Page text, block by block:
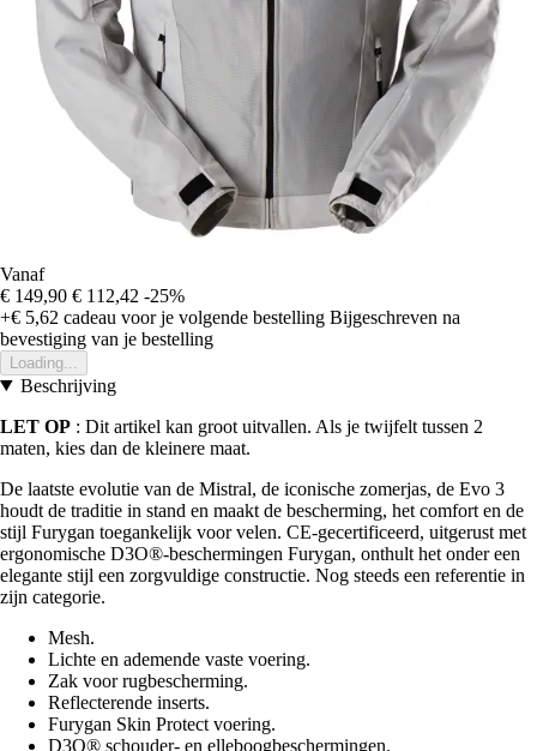
Vanaf
€ 149,90 € 112,42 -25%
+€ 5,62 cadeau voor je volgende bestelling Bijgeschreven na
bevestiging van je bestelling
Loading...
Beschrijving
LET OP : Dit artikel kan groot uitvallen. Als je twijfelt tussen 2
maten, kies dan de kleinere maat.
De laatste evolutie van de Mistral, de iconische zomerjas, de Evo 3
houdt de traditie in stand en maakt de bescherming, het comfort en de
stijl Furygan toegankelijk voor velen. CE-gecertificeerd, uitgerust met
ergonomische D3O®-beschermingen Furygan, onthult het onder een
elegante stijl een zorgvuldige constructie. Nog steeds een referentie in
zijn categorie.
Mesh.
Lichte en ademende vaste voering.
Zak voor rugbescherming.
Reflecterende inserts.
Furygan Skin Protect voering.
D3O® schouder- en elleboogbeschermingen.